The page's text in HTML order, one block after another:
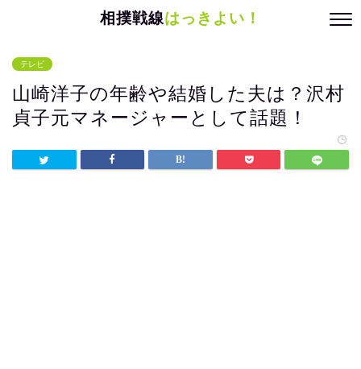
相撲戦線はっきよい！
テレビ
山崎洋子の年齢や結婚した夫は？沢村
貞子元マネージャーとして話題！